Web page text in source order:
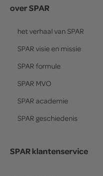
over SPAR
het verhaal van SPAR
SPAR visie en missie
SPAR formule
SPAR MVO
SPAR academie
SPAR geschiedenis
SPAR klantenservice